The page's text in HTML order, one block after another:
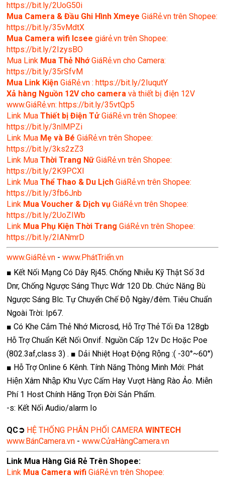
https://bit.ly/2UoG50i
Mua Camera & Đầu Ghi Hình XmeyeGiáRẻ.vn trên Shopee:
https://bit.ly/35vMdtX
Mua Camera wifi Icsee giárẻ.vn trên Shopee:
https://bit.ly/2IzysBO
Mua Link Mua Thẻ NhớGiáRẻ.vn cho Camera:
https://bit.ly/35rSfvM
Mua Link KiệnGiáRẻ.vn : https://bit.ly/2IuqutY
Xả hàng Nguồn 12V cho cameravà thiết bị điện 12V
www.GiáRẻ.vn: https://bit.ly/35vtQp5
Link MuaThiết bị Điện TửGiáRẻ.vn trên Shopee:
https://bit.ly/3nlMPZi
Link Mua Mẹ và Bé GiáRẻ.vn trên Shopee:
https://bit.ly/3ks2zZ3
Link MuaThời Trang NữGiáRẻ.vn trên Shopee:
https://bit.ly/2K9PCXl
Link Mua Thể Thao & Du Lịch GiáRẻ.vn trên Shopee:
https://bit.ly/3fb6Jnb
Link Mua Voucher & Dịch vụ GiáRẻ.vn trên Shopee:
https://bit.ly/2UoZIWb
Link Mua Phụ Kiện Thời TrangGiáRẻ.vn trên Shopee:
https://bit.ly/2IANmrD
www.GiáRẻ.vn -www.PhátTriển.vn
■ Kết Nối Mạng Có Dây Rj45. Chống Nhiễu Kỹ Thật Số 3d
Dnr, Chống Ngược Sáng Thực Wdr 120 Db. Chức Năng Bù
Ngược Sáng Blc. Tự Chuyển Chế Độ Ngày/đêm. Tiêu Chuẩn
Ngoài Trời: Ip67.
■ Có Khe Cắm Thẻ Nhớ Microsd, Hỗ Trợ Thẻ Tối Đa 128gb
Hỗ Trợ Chuẩn Kết Nối Onvif. Nguồn Cấp 12v Dc Hoặc Poe
(802.3af,class 3) . ■ Dải Nhiệt Hoạt Động Rộng :( -30°~60°)
■ Hỗ Trợ Online 6 Kênh. Tính Năng Thông Minh Mới: Phát
Hiện Xâm Nhập Khu Vực Cấm Hay Vượt Hàng Rào Ảo. Miễn
Phí 1 Host Chính Hãng Trọn Đời Sản Phẩm.
-s: Kết Nối Audio/alarm Io
QC➲ HỆ THỐNG PHÂN PHỐI CAMERAWINTECH
www.BánCamera.vn -www.CửaHàngCamera.vn
Link Mua Hàng Giá Rẻ Trên Shopee:
Link Mua Camera wifiGiáRẻ.vn trên Shopee: